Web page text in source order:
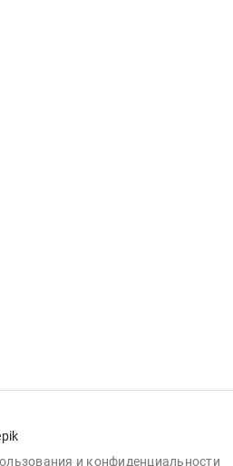
и конфиденциальности